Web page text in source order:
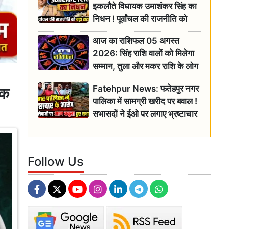
इकलौते विधायक उमाशंकर सिंह का
निधन ! पूर्वांचल की राजनीति को
बड़ा झटका, योगी ने जताया दुःख
आज का राशिफल 05 अगस्त
2026: सिंह राशि वालों को मिलेगा
सम्मान, तुला और मकर राशि के लोग
रहें सतर्क
Fatehpur News: फतेहपुर नगर
पालिका में सामग्री खरीद पर बवाल !
सभासदों ने ईओ पर लगाए भ्रष्टाचार
के गंभीर आरोप
Follow Us